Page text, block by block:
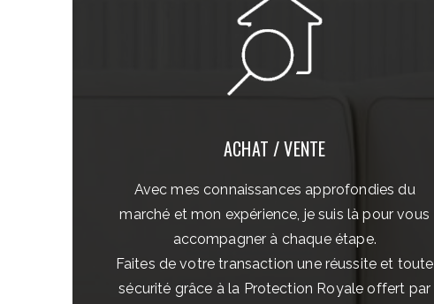
ACHAT / VENTE
Avec mes connaissances approfondies du
marché et mon expérience, je suis là pour vous
accompagner à chaque étape.
Faites de votre transaction une réussite et toute
sécurité grâce à la Protection Royale offert par